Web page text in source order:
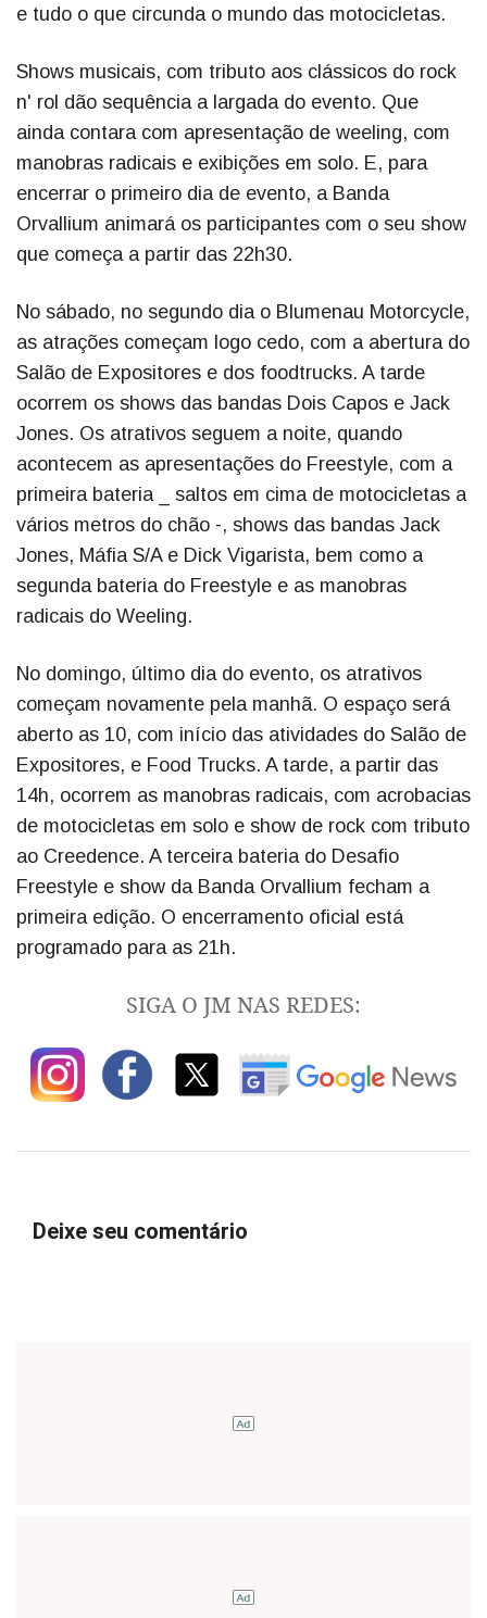
e tudo o que circunda o mundo das motocicletas.
Shows musicais, com tributo aos clássicos do rock
n' rol dão sequência a largada do evento. Que
ainda contara com apresentação de weeling, com
manobras radicais e exibições em solo. E, para
encerrar o primeiro dia de evento, a Banda
Orvallium animará os participantes com o seu show
que começa a partir das 22h30.
No sábado, no segundo dia o Blumenau Motorcycle,
as atrações começam logo cedo, com a abertura do
Salão de Expositores e dos foodtrucks. A tarde
ocorrem os shows das bandas Dois Capos e Jack
Jones. Os atrativos seguem a noite, quando
acontecem as apresentações do Freestyle, com a
primeira bateria _ saltos em cima de motocicletas a
vários metros do chão -, shows das bandas Jack
Jones, Máfia S/A e Dick Vigarista, bem como a
segunda bateria do Freestyle e as manobras
radicais do Weeling.
No domingo, último dia do evento, os atrativos
começam novamente pela manhã. O espaço será
aberto as 10, com início das atividades do Salão de
Expositores, e Food Trucks. A tarde, a partir das
14h, ocorrem as manobras radicais, com acrobacias
de motocicletas em solo e show de rock com tributo
ao Creedence. A terceira bateria do Desafio
Freestyle e show da Banda Orvallium fecham a
primeira edição. O encerramento oficial está
programado para as 21h.
SIGA O JM NAS REDES:
Deixe seu comentário